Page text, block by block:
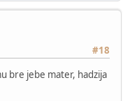
#18
bre jebe mater, hadzija